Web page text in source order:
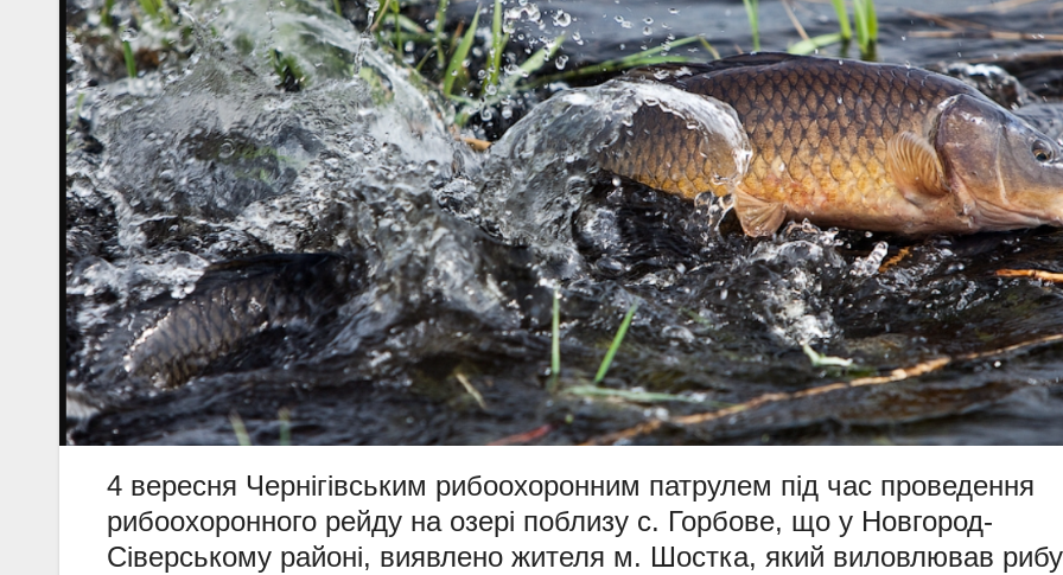
4 вересня Чернігівським рибоохоронним патрулем під час проведення
рибоохоронного рейду на озері поблизу с. Горбове, що у Новгород-
Сіверському районі, виявлено жителя м. Шостка, який виловлював